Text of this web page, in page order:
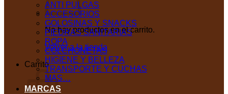
No hay productos en el carrito.
Volver a la tienda
Carrito
ANTI PULGAS
ACCESORIOS
GOLOSINAS Y SNACKS
PIEDRAS SANITARIAS
ROPA
COLCHONETAS
HIGIENE Y BELLEZA
TRANSPORTE Y CUCHAS
MAS…
MARCAS